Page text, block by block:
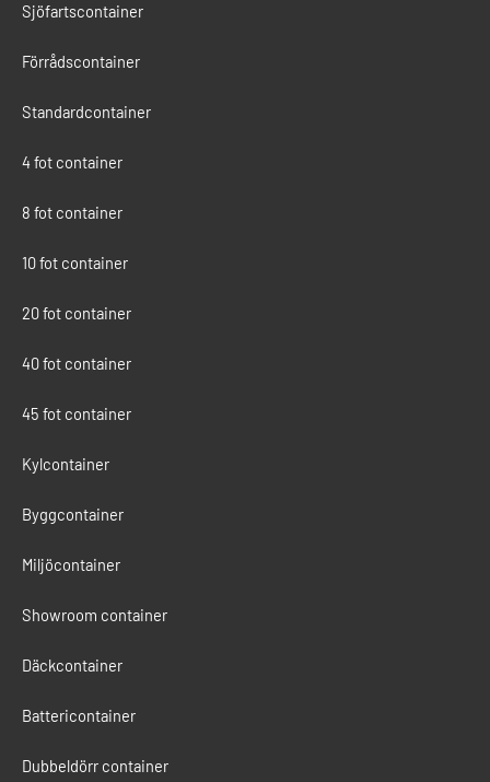
Sjöfartscontainer
Förrådscontainer
Standardcontainer
4 fot container
8 fot container
10 fot container
20 fot container
40 fot container
45 fot container
Kylcontainer
Byggcontainer
Miljöcontainer
Showroom container
Däckcontainer
Battericontainer
Dubbeldörr container